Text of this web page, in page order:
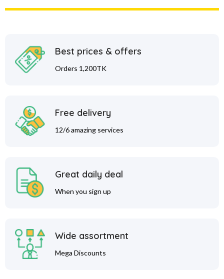
Best prices & offers
Orders 1,200TK
Free delivery
12/6 amazing services
Great daily deal
When you sign up
Wide assortment
Mega Discounts